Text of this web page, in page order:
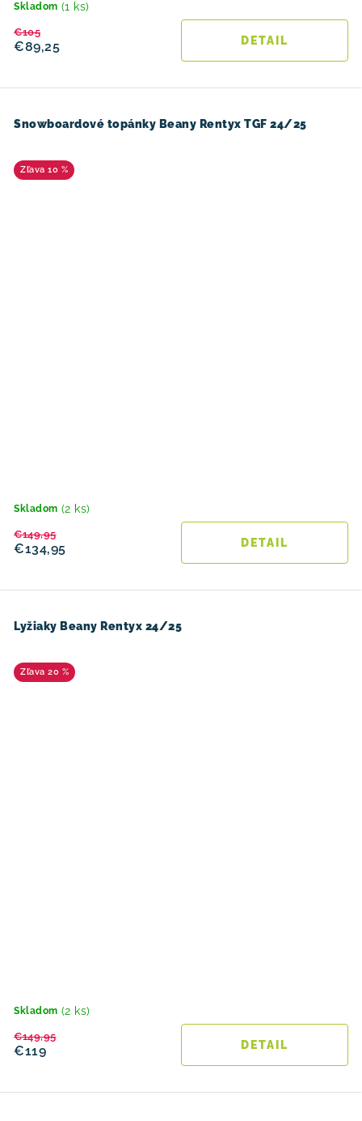
Skladom (1 ks)
€89,25
€105
DETAIL
Snowboardové topánky Beany Rentyx TGF 24/25
10 %
Skladom (2 ks)
€134,95
€149,95
DETAIL
Lyžiaky Beany Rentyx 24/25
20 %
Skladom (2 ks)
€119
€149,95
DETAIL